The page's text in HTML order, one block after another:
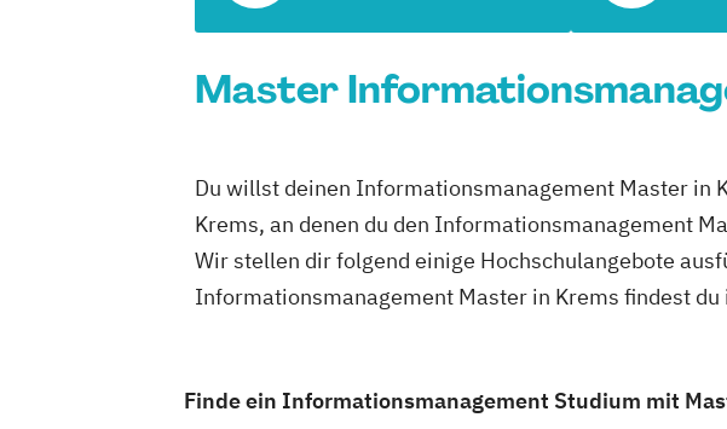
Master
Du willst deinen Informationsmanagement Master in
Krems, an denen du den Informationsmanagement
Wir stellen dir folgend einige Hochschulangebote
Informationsmanagement Master in Krems findest
Finde ein Informationsmanagement Studium mit